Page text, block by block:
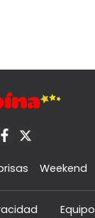
Weekend
Equipo